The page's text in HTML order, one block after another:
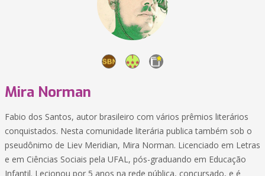
Mira Norman
Fabio dos Santos, autor brasileiro com vários prêmios literários
conquistados. Nesta comunidade literária publica também sob o
pseudônimo de Liev Meridian, Mira Norman. Licenciado em Letras
e em Ciências Sociais pela UFAL, pós-graduando em Educação
Infantil. Lecionou por 5 anos na rede pública, concursado, e é